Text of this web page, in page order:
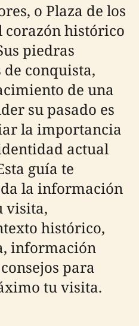
o Plaza de los
corazón histórico
piedras
conquista,
de una
su pasado es
la importancia
actual
guía te
la información
visita,
histórico,
información
para
tu visita.